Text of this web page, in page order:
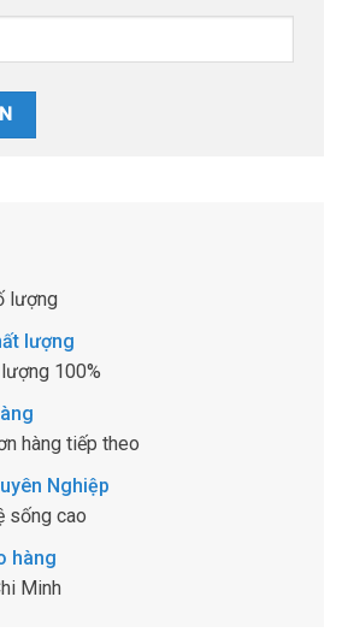
lượng
lượng
100%
hàng tiếp theo
Nghiệp
sống cao
hàng
Minh